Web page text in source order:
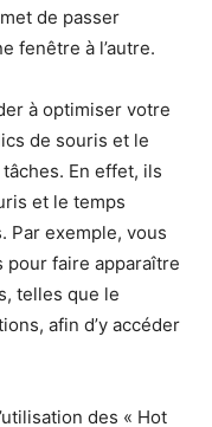
de passer
fenêtre à l’autre.
à optimiser votre
de souris et le
En effet, ils
et le temps
Par exemple, vous
pour faire apparaître
telles que le
afin d’y accéder
des « Hot